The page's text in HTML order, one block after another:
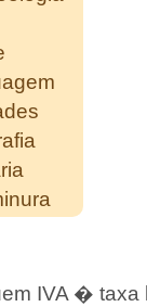
IVA � taxa